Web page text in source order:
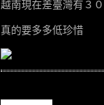
越南現在差臺灣有３
真的要多多低珍惜